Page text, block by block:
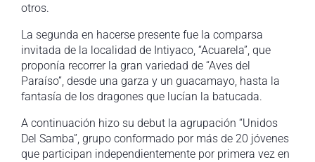
otros.
La segunda en hacerse presente fue la comparsa
invitada de la localidad de Intiyaco, “Acuarela”, que
proponía recorrer la gran variedad de “Aves del
Paraíso”, desde una garza y un guacamayo, hasta la
fantasía de los dragones que lucían la batucada.
​A continuación hizo su debut la agrupación “Unidos
Del Samba”, grupo conformado por más de 20 jóvenes
que participan independientemente por primera vez en